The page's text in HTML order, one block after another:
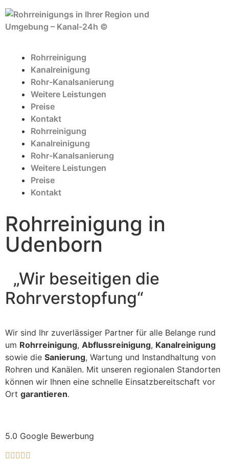
Rohrreinigung
Kanalreinigung
Rohr-Kanalsanierung
Weitere Leistungen
Preise
Kontakt
Rohrreinigung
Kanalreinigung
Rohr-Kanalsanierung
Weitere Leistungen
Preise
Kontakt
Rohrreinigung in
Udenborn
„Wir beseitigen die
Rohrverstopfung“
Wir sind Ihr zuverlässiger Partner für alle Belange rund
um Rohrreinigung, Abflussreinigung, Kanalreinigung
sowie die Sanierung, Wartung und Instandhaltung von
Rohren und Kanälen. Mit unseren regionalen Standorten
können wir Ihnen eine schnelle Einsatzbereitschaft vor
Ort garantieren.
5.0 Google Bewerbung
    